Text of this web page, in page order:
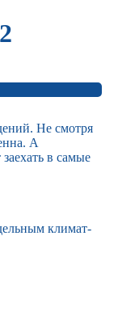
Не смотря
А
в самые
климат-